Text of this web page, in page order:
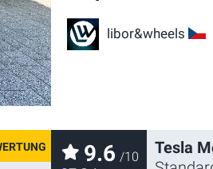
libor&wheels
Tesla
9.6 /10